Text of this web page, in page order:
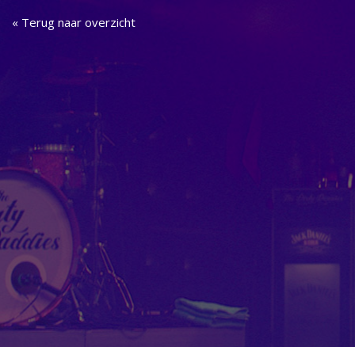
« Terug naar overzicht